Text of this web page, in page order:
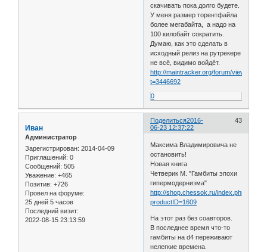
скачивать пока долго будете.
У меня размер торентфайла
более мегабайта, а надо на
100 килобайт сократить.
Думаю, как это сделать в
исходный релиз на рутрекере
не всё, видимо войдёт.
http://maintracker.org/forum/
t=3446692
0
Поделиться 43
2016-
06-23 12:37:22
Иван
Администратор
Зарегистрирован: 2014-04-09
Приглашений: 0
Сообщений: 505
Уважение: +465
Позитив: +726
Провел на форуме:
25 дней 5 часов
Последний визит:
2022-08-15 23:13:59
Максима Владимировича не
остановить!
Новая книга
Четверик М. "Гамбиты эпохи
гипермодернизма"
http://shop.chessok.ru/index.php?
productID=1609
На этот раз без соавторов.
В последнее время что-то
гамбиты на d4 переживают
нелегкие времена.